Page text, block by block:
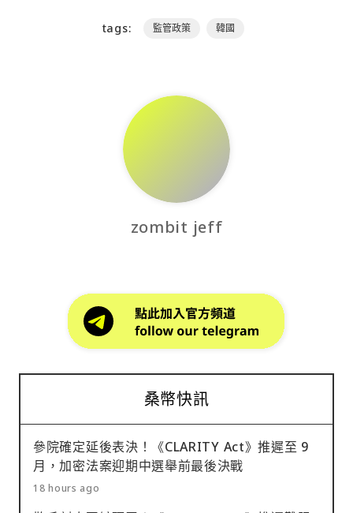
tags: 監管政策 韓國
zombit jeff
桑幣快訊
參院確定延後表決！《CLARITY Act》推遲至 9
月，加密法案迎期中選舉前最後決戰
18 hours ago